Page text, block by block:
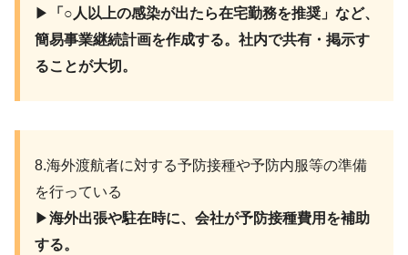
▶︎
「○人以上の感染が出たら在宅勤務を推奨」など、
簡易事業継続計画を作成する。社内で共有・掲示す
ることが大切。
8.海外渡航者に対する予防接種や予防内服等の準備
を行っている
▶︎海外出張や駐在時に、会社が予防接種費用を補助
する。